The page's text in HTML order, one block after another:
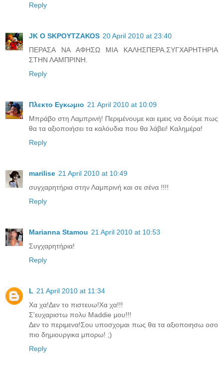
Reply
JK O SΚΡΟΥΤΖΑΚΟS 20 April 2010 at 23:40
ΠΕΡΑΣΑ ΝΑ ΑΦΗΣΩ ΜΙΑ ΚΑΛΗΣΠΕΡΑ.ΣΥΓΧΑΡΗΤΗΡΙΑ
ΣΤΗΝ ΛΑΜΠΡΙΝΗ.
Reply
Πλεκτο Εγκωμιο 21 April 2010 at 10:09
Μπράβο στη Λαμπρινή! Περιμένουμε και εμεις να δούμε πως
θα τα αξιοποιήσει τα καλόυδια που θα λάβει! Καλημέρα!
Reply
marilise 21 April 2010 at 10:49
συγχαρητήρια στην Λαμπρινή και σε σένα !!!!
Reply
Marianna Stamou 21 April 2010 at 10:53
Συγχαρητήρια!
Reply
L 21 April 2010 at 11:34
Χα χα!Δεν το πιστευω!Χα χα!!!
Σ'ευχαριστω πολυ Maddie μου!!!
Δεν το περιμενα!Σου υποσχομαι πως θα τα αξιοποιησω οσο
πιο δημιουργικα μπορω! ;)
Reply